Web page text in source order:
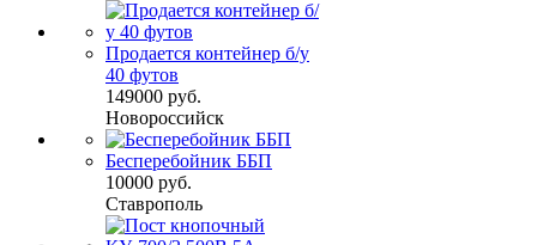
Продается контейнер б/у
40 футов
149000 руб.
Новороссийск
Бесперебойник ББП
10000 руб.
Ставрополь